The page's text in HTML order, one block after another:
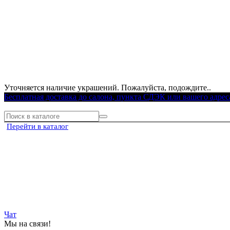
Уточняется наличие украшений. Пожалуйста, подождите..
Бесплатная доставка до салона, пункта СДЭК или вашего
Перейти в каталог
Чат
Мы на связи!